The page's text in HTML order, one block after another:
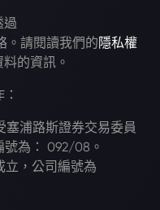
過
。請閱讀我們的 隱私權
的資訊。
浦路斯證券交易委員
號為： 092/08。
立，公司編號為